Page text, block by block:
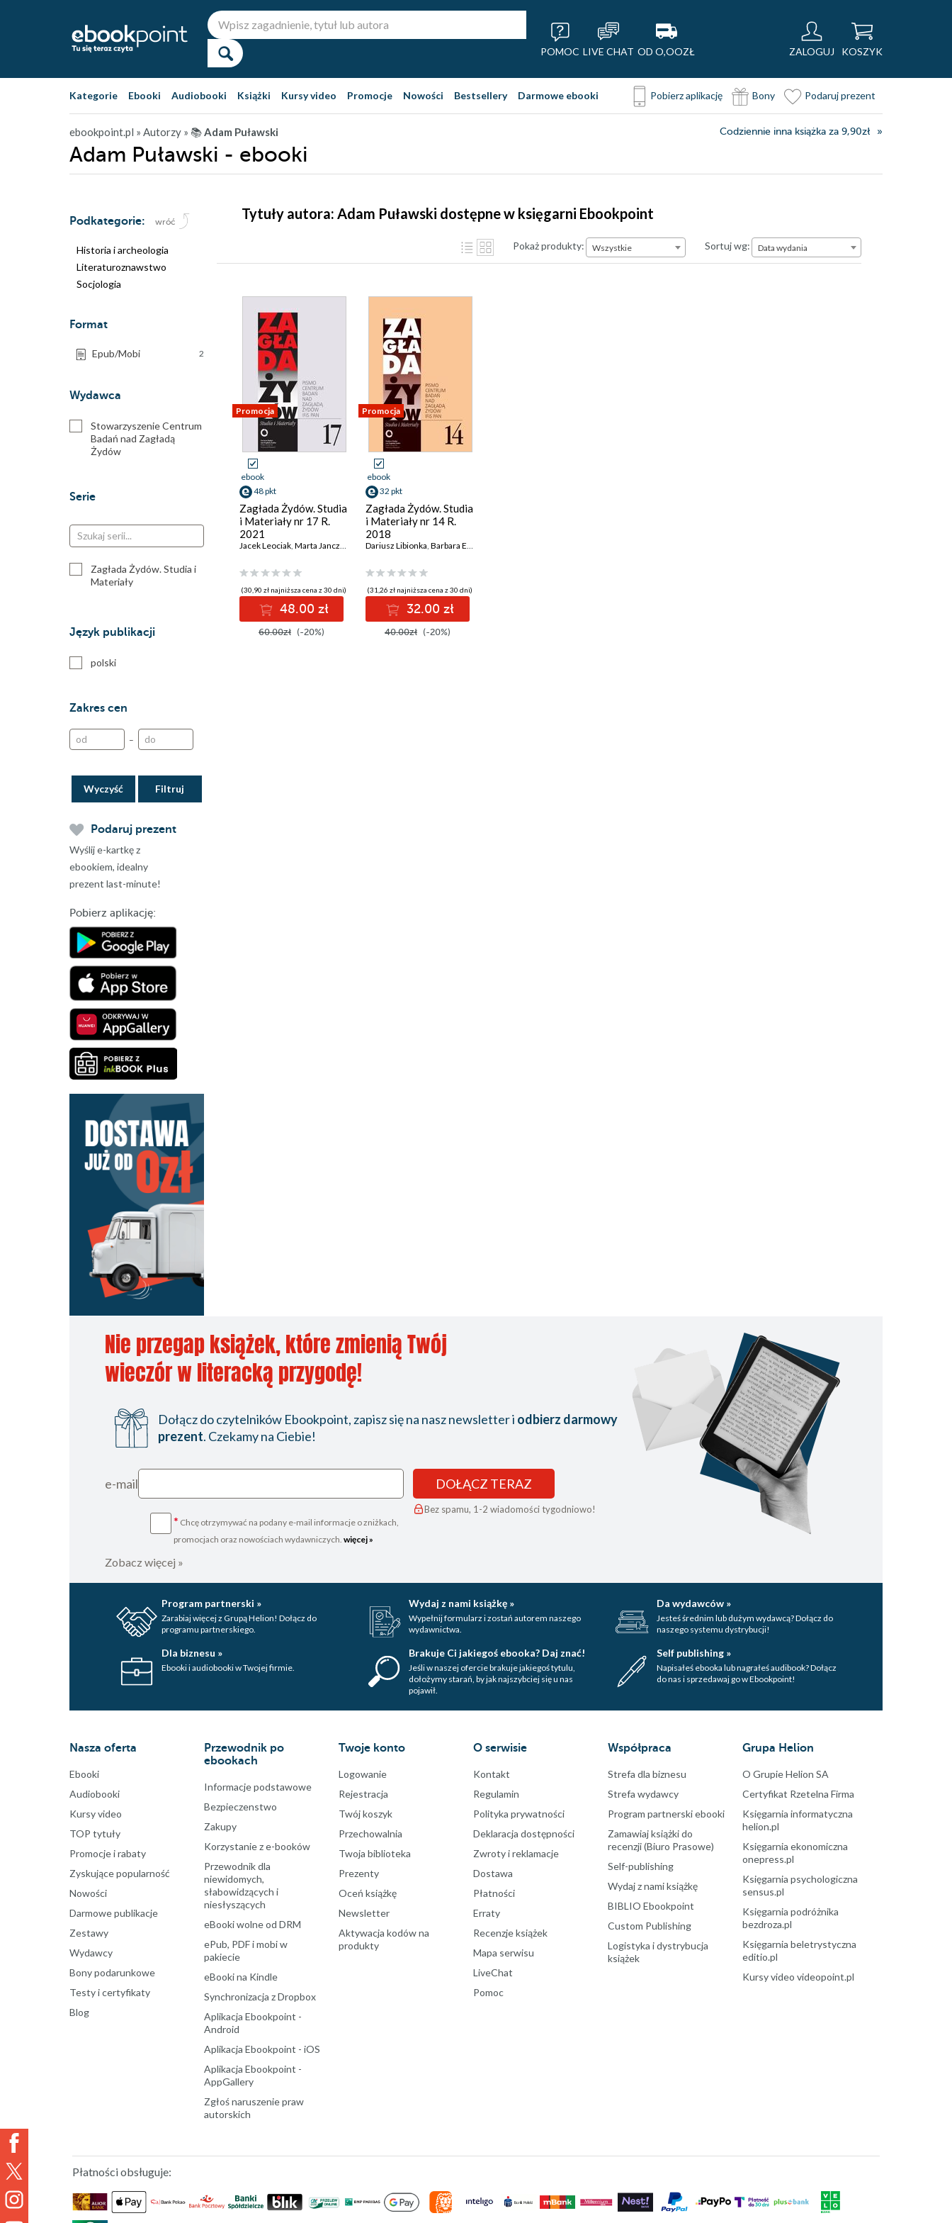
POMOC LIVE CHAT OD O,OOZŁ ZALOGUJ KOSZYK
Kategorie Ebooki Audiobooki Książki Kursy video Promocje Nowości Bestsellery Darmowe ebooki Pobierz aplikację Bony Podaruj prezent
ebookpoint.pl » Autorzy » 📚Adam Puławski Codziennie inna książka za 9,90zł
Adam Puławski - ebooki
Podkategorie: wróć
Historia i archeologia
Literaturoznawstwo
Socjologia
Format
Epub/Mobi 2
Wydawca
Stowarzyszenie Centrum
Badań nad Zagładą
Żydów
Serie
Zagłada Żydów. Studia i
Materiały
Język publikacji
polski
Zakres cen
–
Wyczyść
Podaruj prezent
Wyślij e-kartkę z
ebookiem, idealny
prezent last-minute!
Pobierz aplikację:
Tytuły autora: Adam Puławski dostępne w księgarni Ebookpoint
Pokaż produkty: Wszystkie Sortuj wg:Data wydania
Data wydania
Promocja
ebook
48 pkt
Zagłada Żydów. Studia
i Materiały nr 17 R.
2021
Jacek Leociak, Marta Janczewska ,Agnieszka Haska,Marta Tomczok
(30,90 zł najniższa cena z 30 dni)
48.00 zł
60.00zł (-20%)
Promocja
ebook
32 pkt
Zagłada Żydów. Studia
i Materiały nr 14 R.
2018
Dariusz Libionka, Barbara Engelking
(31,26 zł najniższa cena z 30 dni)
32.00 zł
40.00zł (-20%)
Nie przegap książek, które zmienią Twój
wieczór w literacką przygodę!
Dołącz do czytelników Ebookpoint, zapisz się na nasz newsletter i odbierz darmowy
prezent. Czekamy na Ciebie!
e-mail
* Chcę otrzymywać na podany e-mail informacje o zniżkach,
promocjach oraz nowościach wydawniczych. więcej »
DOŁĄCZ TERAZ
Bez spamu, 1-2 wiadomości tygodniowo!
Zobacz więcej »
Program partnerski »
Zarabiaj więcej z Grupą Helion! Dołącz do
programu partnerskiego.
Wydaj z nami książkę »
Wypełnij formularz i zostań autorem naszego
wydawnictwa.
Da wydawców »
Jesteś średnim lub dużym wydawcą? Dołącz do
naszego systemu dystrybucji!
Dla biznesu »
Ebooki i audiobooki w Twojej firmie.
Brakuje Ci jakiegoś ebooka? Daj znać!
Jeśli w naszej ofercie brakuje jakiegoś tytulu,
dołożymy starań, by jak najszybciej się u nas
pojawił.
Self publishing »
Napisałeś ebooka lub nagrałeś audibook? Dołącz
do nas i sprzedawaj go w Ebookpoint!
Nasza oferta
Ebooki
Audiobooki
Kursy video
TOP tytuły
Promocje i rabaty
Zyskujące popularność
Nowości
Darmowe publikacje
Zestawy
Wydawcy
Bony podarunkowe
Testy i certyfikaty
Blog
Przewodnik po
ebookach
Informacje podstawowe
Bezpieczenstwo
Zakupy
Korzystanie z e-booków
Przewodnik dla
niewidomych,
słabowidzących i
niesłyszących
eBooki wolne od DRM
ePub, PDF i mobi w
pakiecie
eBooki na Kindle
Synchronizacja z Dropbox
Aplikacja Ebookpoint -
Android
Aplikacja Ebookpoint - iOS
Aplikacja Ebookpoint -
AppGallery
Zgłoś naruszenie praw
autorskich
Twoje konto
Logowanie
Rejestracja
Twój koszyk
Przechowalnia
Twoja biblioteka
Prezenty
Oceń książkę
Newsletter
Aktywacja kodów na
produkty
O serwisie
Kontakt
Regulamin
Polityka prywatności
Deklaracja dostępności
Zwroty i reklamacje
Dostawa
Płatności
Erraty
Recenzje książek
Mapa serwisu
LiveChat
Pomoc
Współpraca
Strefa dla biznesu
Strefa wydawcy
Program partnerski ebooki
Zamawiaj książki do
recenzji (Biuro Prasowe)
Self-publishing
Wydaj z nami książkę
BIBLIO Ebookpoint
Custom Publishing
Logistyka i dystrybucja
książek
Grupa Helion
O Grupie Helion SA
Certyfikat Rzetelna Firma
Księgarnia informatyczna
helion.pl
Księgarnia ekonomiczna
onepress.pl
Księgarnia psychologiczna
sensus.pl
Księgarnia podróżnika
bezdroza.pl
Księgarnia beletrystyczna
editio.pl
Kursy video videopoint.pl
Płatności obsługuje: